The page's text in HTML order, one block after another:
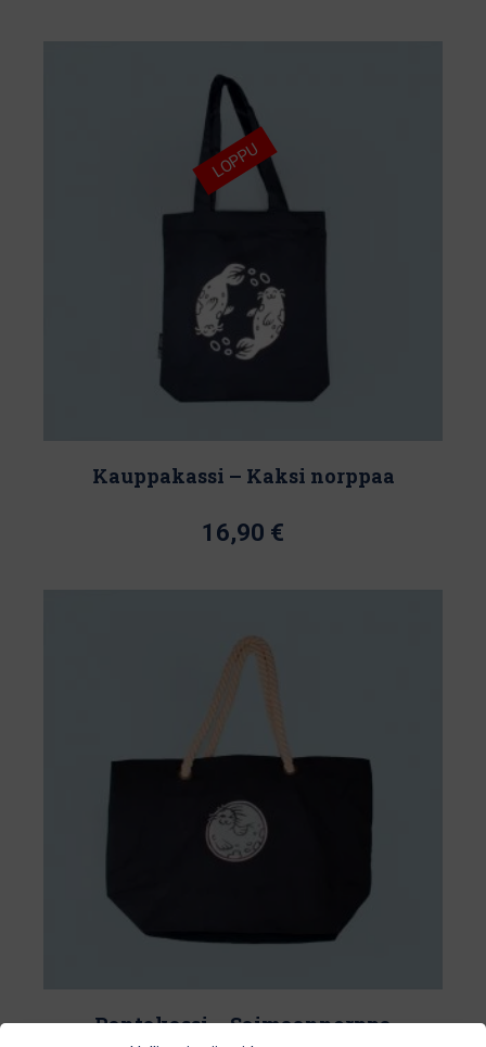
useampi
muunnelma.
Voit
tehdä
valinnat
sivulla.
Kauppakassi – Kaksi norppaa
16,90 €
LOPPU
Rantakassi – Saimaannorppa